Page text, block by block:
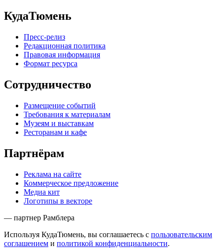
КудаТюмень
Пресс-релиз
Редакционная политика
Правовая информация
Формат ресурса
Сотрудничество
Размещение событий
Требования к материалам
Музеям и выставкам
Ресторанам и кафе
Партнёрам
Реклама на сайте
Коммерческое предложение
Медиа кит
Логотипы в векторе
— партнер Рамблера
Используя КудаТюмень, вы соглашаетесь с пользовательским
соглашением и политикой конфиденциальности.